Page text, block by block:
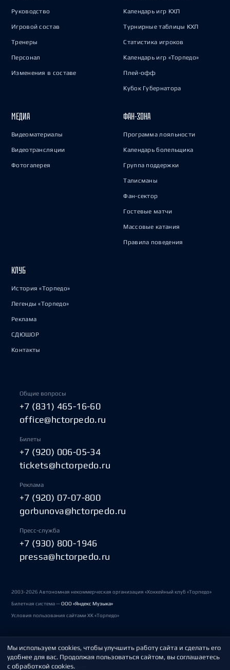
Руководство
Игровой состав
Тренеры
Персонал
Изменения в составе
Календарь игр КХЛ
Турнирные таблицы КХЛ
Статистика игроков
Календарь игр «Торпедо»
Плей-офф
Кубок Губернатора
МЕДИА
Видеоматериалы
Видеотрансляции
Фотогалерея
ФАН-ЗОНА
Программа лояльности
Календарь болельщика
Группа поддержки
Талисманы
Фан-сектор
Гостевые матчи
Массовые катания
Правила поведения
КЛУБ
История «Торпедо»
Легенды «Торпедо»
Реклама
СДЮШОР
Контакты
Общие вопросы
+7 (831) 465-16-60
office@hctorpedo.ru
Билеты
+7 (920) 006-05-34
tickets@hctorpedo.ru
Реклама
+7 (920) 07-07-800
gorbunova@hctorpedo.ru
Пресс-служба
+7 (930) 800-1946
pressa@hctorpedo.ru
2003-2026 Автономная некоммерческая организация «Хоккейный клуб «Торпедо»
Билетная система —ООО «Яндекс Музыка»
Условия пользования сайтами ХК «Торпедо»
Политика обработки персональных данных
Пользовательское соглашение
Мы используем cookies, чтобы улучшить работу сайта и сделать его
удобнее для вас. Продолжая пользоваться сайтом, вы соглашаетесь
с обработкой cookies.